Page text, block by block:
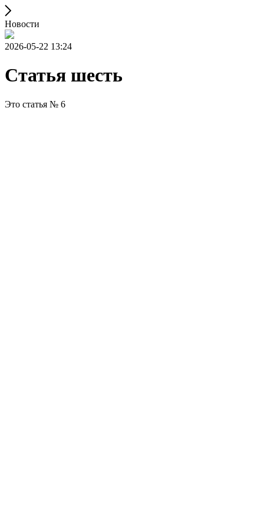
Новости
2026-05-22 13:24
Статья шесть
Это статья № 6